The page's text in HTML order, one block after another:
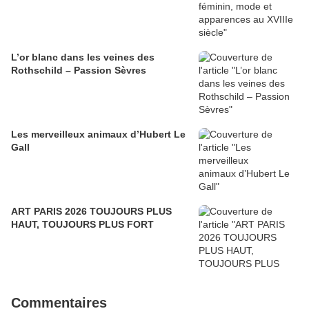
L’or blanc dans les veines des
Rothschild – Passion Sèvres
Les merveilleux animaux d’Hubert Le
Gall
ART PARIS 2026 TOUJOURS PLUS
HAUT, TOUJOURS PLUS FORT
Commentaires